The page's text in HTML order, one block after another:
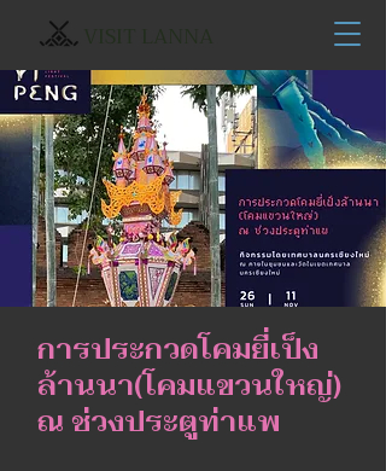
การประกวดโคมยี่เป็ง
ล้านนา(โคมแขวนใหญ่)
ณ ช่วงประตูท่าแพ